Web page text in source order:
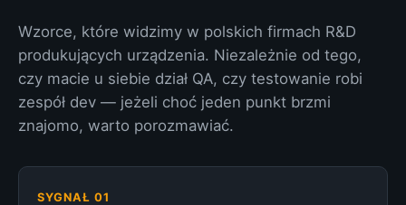
Wzorce, które widzimy w polskich firmach R&D
produkujących urządzenia. Niezależnie od tego,
czy macie u siebie dział QA, czy testowanie robi
zespół dev — jeżeli choć jeden punkt brzmi
znajomo, warto porozmawiać.
SYGNAŁ 01